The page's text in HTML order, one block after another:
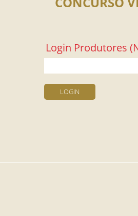
Login Produtores
LOGIN